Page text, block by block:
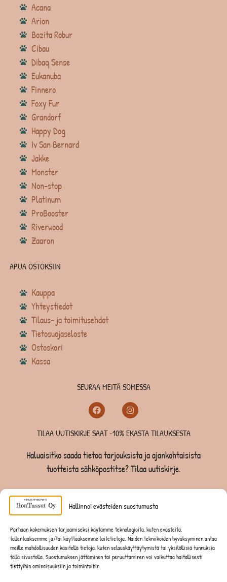
Hallinnoi evästeiden suostumusta
Parhaan kokemuksen tarjoamiseksi käytämme teknologioita, kuten evästeitä,
tallentaaksemme ja/tai käyttääksemme laitetietoja. Näiden tekniikoiden hyväksyminen antaa
meille mahdollisuuden käsitellä tietoja, kuten selauskäyttäytymistä tai yksilöllisiä tunnuksia
tällä sivustolla. Suostumuksen jättäminen tai peruuttaminen voi vaikuttaa haitallisesti
tiettyihin ominaisuuksiin ja toimintoihin.
Acana
Arion
Bozita Robur
Cibau
Dibaq Sense
Eukanuba
Finnero
Foxy Fur
Grandorf
Happy Dog
Iv San Bernard
Jakke
Monster
Non-stop
Platinum
ProBooster
Riverwood
Zaaron
APUA OSTOKSIIN
Kauppa
Yhteystiedot
Tilaus- ja toimitusehdot
Tietosuojaseloste
Ostoskori
Kassa
SEURAA MEITÄ SOMESSA
TILAA UUTISKIRJE SAAT -10% EKASTA TILAUKSESTA
Haluaisitko saada tietoa tarjouksista ja ajankohtaisista
tuotteista sähköpostitse? Tilaa uutiskirje.
TILAA UUTISKIRJE -SAAT -10% EKASTA TILAUKSESTA
KISSOILLE
JYRSIJÖILLE